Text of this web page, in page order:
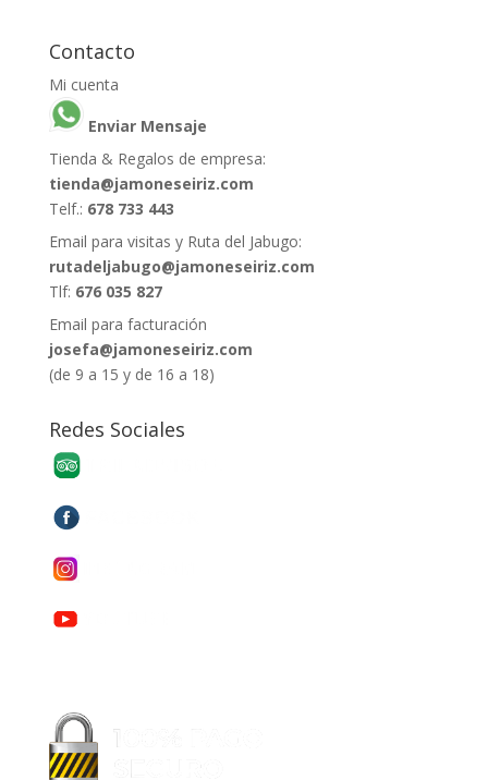
Contacto
Mi cuenta
Enviar Mensaje
Tienda & Regalos de empresa:
tienda@jamoneseiriz.com
Telf.: 678 733 443
Email para visitas y Ruta del Jabugo:
rutadeljabugo@jamoneseiriz.com
Tlf: 676 035 827
Email para facturación
josefa@jamoneseiriz.com
(de 9 a 15 y de 16 a 18)
Redes Sociales